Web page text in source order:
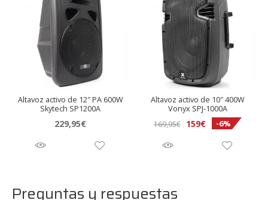
Altavoz activo de 12″ PA 600W
Skytech SP1200A
229,95€
Altavoz activo de 10″ 400W
Vonyx SPJ-1000A
169,95€
El
159€El
actual
-6%
Preguntas y respuestas